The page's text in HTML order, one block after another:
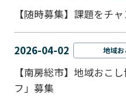
【随時募集】課題をチ
2026-04-02 地域
【南房総市】地域おこ
フ」募集